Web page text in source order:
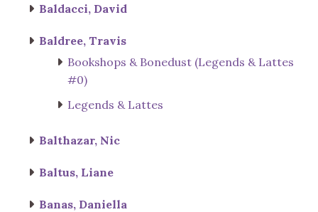
Baldacci, David
Baldree, Travis
Bookshops & Bonedust (Legends & Lattes
#0)
Legends & Lattes
Balthazar, Nic
Baltus, Liane
Banas, Daniella